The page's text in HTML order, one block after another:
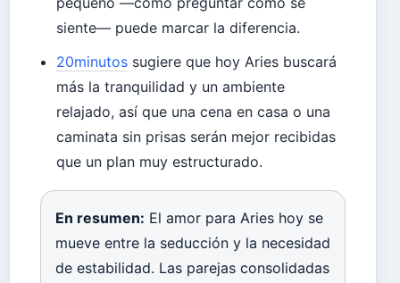
siente— puede marcar la diferencia.
20minutos sugiere que hoy Aries buscará
más la tranquilidad y un ambiente
relajado, así que una cena en casa o una
caminata sin prisas serán mejor recibidas
que un plan muy estructurado.
En resumen: El amor para Aries hoy se
mueve entre la seducción y la necesidad
de estabilidad. Las parejas consolidadas